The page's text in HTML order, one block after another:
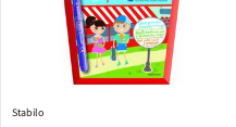
Stabilo